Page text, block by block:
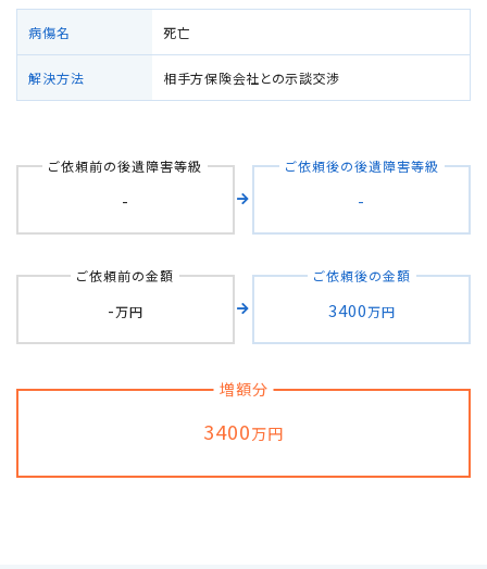
主婦の休業損害
バイクの交通事故
自転車の交通事故
弁護士紹介
解決事例
病傷名 死亡
解決方法 相手方保険会社との示談交渉
ご依頼前の後遺障害等級
-
ご依頼後の後遺障害等級
-
ご依頼前の金額
-万円
ご依頼後の金額
3400万円
増額分
3400万円